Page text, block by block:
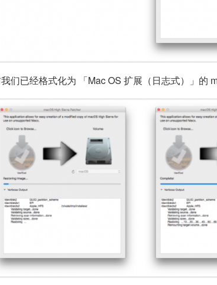
已经格式化为 「Mac OS 扩展（日志式）」的